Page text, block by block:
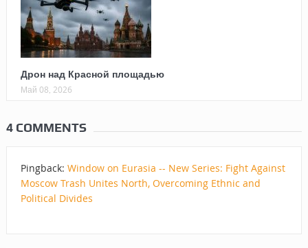
Дрон над Красной площадью
Май 08, 2026
4 COMMENTS
Pingback: Window on Eurasia -- New Series: Fight Against
Moscow Trash Unites North, Overcoming Ethnic and
Political Divides